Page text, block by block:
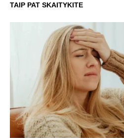
TAIP PAT SKAITYKITE